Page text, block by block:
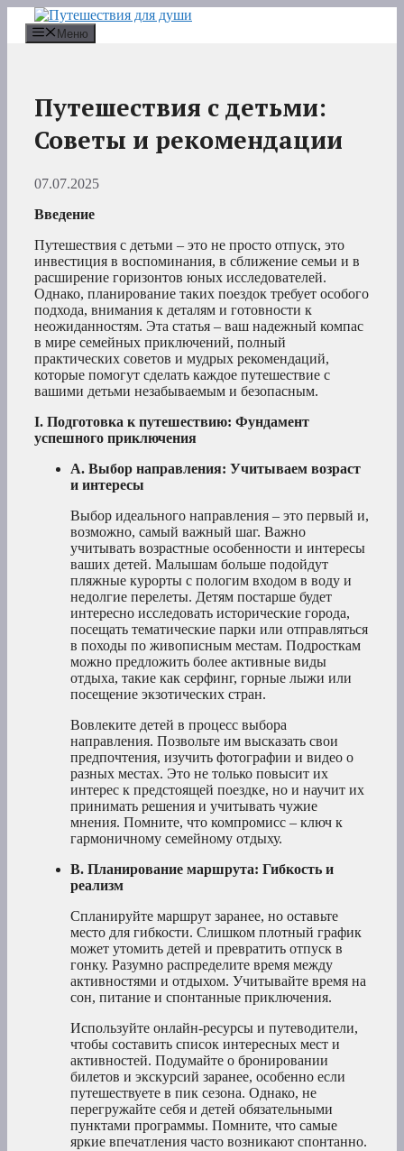
Перейти
содержимому
Меню
Путешествия с детьми:
Советы и рекомендации
07.07.2025
Введение
Путешествия с детьми – это не просто отпуск, это
инвестиция в воспоминания, в сближение семьи и в
расширение горизонтов юных исследователей.
Однако, планирование таких поездок требует особого
подхода, внимания к деталям и готовности к
неожиданностям. Эта статья – ваш надежный компас
в мире семейных приключений, полный
практических советов и мудрых рекомендаций,
которые помогут сделать каждое путешествие с
вашими детьми незабываемым и безопасным.
I. Подготовка к путешествию: Фундамент
успешного приключения
A. Выбор направления: Учитываем возраст
и интересы
Выбор идеального направления – это первый и,
возможно, самый важный шаг. Важно
учитывать возрастные особенности и интересы
ваших детей. Малышам больше подойдут
пляжные курорты с пологим входом в воду и
недолгие перелеты. Детям постарше будет
интересно исследовать исторические города,
посещать тематические парки или отправляться
в походы по живописным местам. Подросткам
можно предложить более активные виды
отдыха, такие как серфинг, горные лыжи или
посещение экзотических стран.
Вовлеките детей в процесс выбора
направления. Позвольте им высказать свои
предпочтения, изучить фотографии и видео о
разных местах. Это не только повысит их
интерес к предстоящей поездке, но и научит их
принимать решения и учитывать чужие
мнения. Помните, что компромисс – ключ к
гармоничному семейному отдыху.
B. Планирование маршрута: Гибкость и
реализм
Спланируйте маршрут заранее, но оставьте
место для гибкости. Слишком плотный график
может утомить детей и превратить отпуск в
гонку. Разумно распределите время между
активностями и отдыхом. Учитывайте время на
сон, питание и спонтанные приключения.
Используйте онлайн-ресурсы и путеводители,
чтобы составить список интересных мест и
активностей. Подумайте о бронировании
билетов и экскурсий заранее, особенно если
путешествуете в пик сезона. Однако, не
перегружайте себя и детей обязательными
пунктами программы. Помните, что самые
яркие впечатления часто возникают спонтанно.